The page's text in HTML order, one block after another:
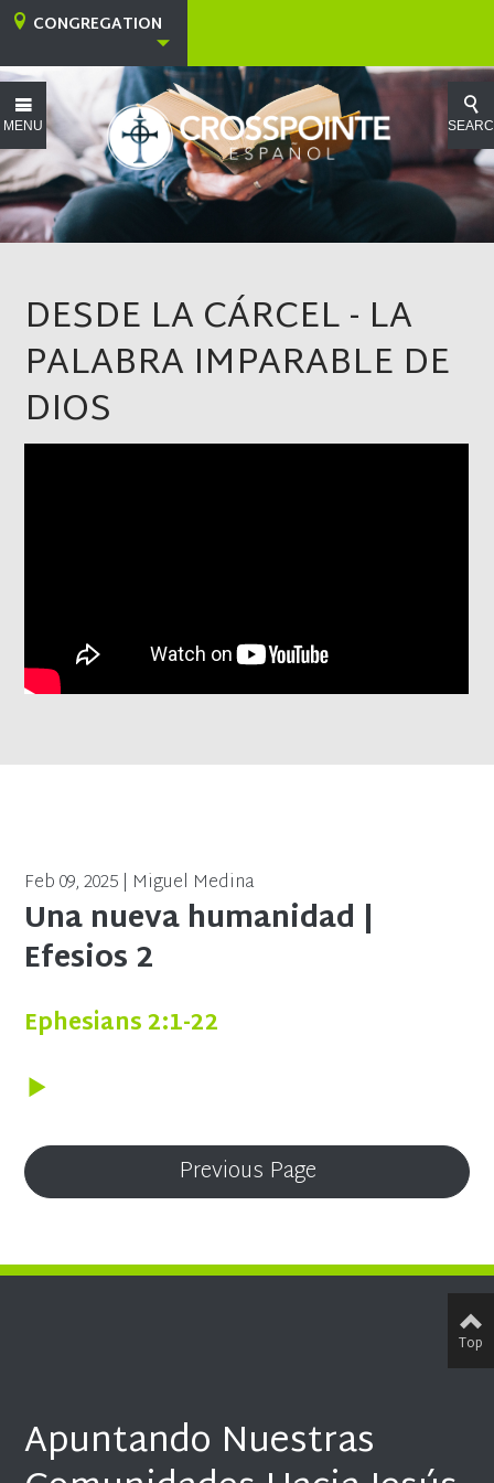
MENU
CONGREGATION
DESDE LA CÁRCEL - LA
PALABRA IMPARABLE DE
DIOS
Feb 09, 2025 | Miguel Medina
Una nueva humanidad |
Efesios 2
Ephesians 2:1-22
Previous Page
Apuntando Nuestras
Top